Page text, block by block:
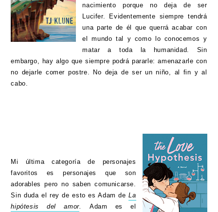
nacimiento porque no deja de ser
Lucifer. Evidentemente siempre tendrá
una parte de él que querrá acabar con
el mundo tal y como lo conocemos y
matar a toda la humanidad. Sin
embargo, hay algo que siempre podrá pararle: amenazarle con
no dejarle comer postre. No deja de ser un niño, al fin y al
cabo.
Mi última categoría de personajes
favoritos es personajes que son
adorables pero no saben comunicarse.
Sin duda el rey de esto es Adam deLa
hipótesis del amor. Adam es el